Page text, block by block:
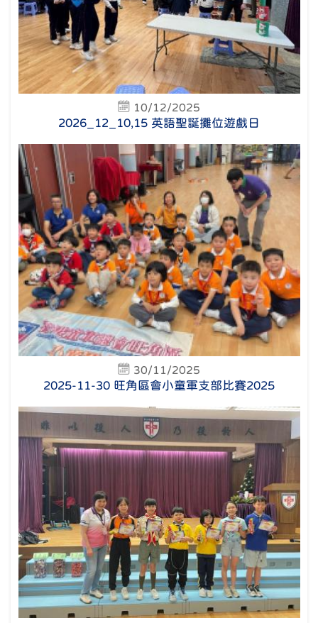
10/12/2025
2026_12_10,15 英語聖誕攤位遊戲日
30/11/2025
2025-11-30 旺角區會小童軍支部比賽2025